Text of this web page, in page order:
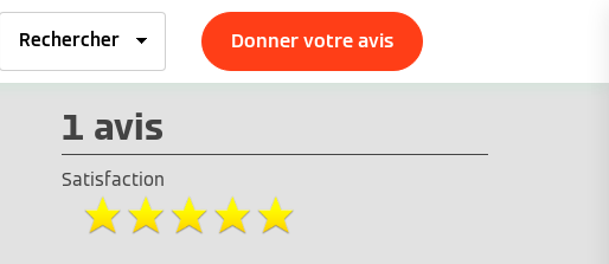
Donner votre avis
1 avis
Satisfaction